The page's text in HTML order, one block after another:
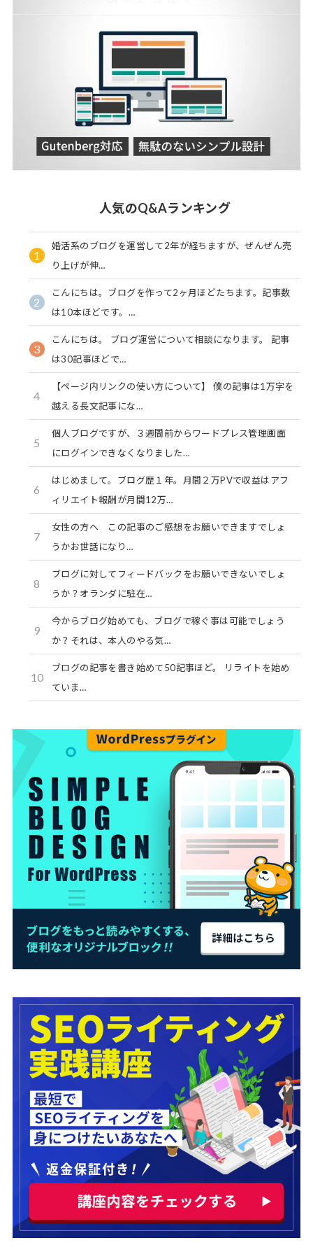
人気のQ&Aランキング
1
婚活系のブログを運営して2年が経ちますが、ぜんぜん売
り上げが伸…
2
こんにちは。ブログを作って2ヶ月ほどたちます。記事数
は10本ほどです。…
3
こんにちは。 ブログ運営について相談になります。 記事
は30記事ほどで…
4
【ページ内リンクの使い方について】 僕の記事は1万字を
越える長文記事にな…
5
個人ブログですが、３週間前からワードプレス管理画面
にログインできなくなりました…
6
はじめまして。ブログ歴１年。月間２万PVで収益はアフ
ィリエイト報酬が月間12万…
7
女性の方へ この記事のご感想をお願いできますでしょ
うかお世話になり…
8
ブログに対してフィードバックをお願いできないでしょ
うか？オランダに駐在…
9
今からブログ始めても、ブログで稼ぐ事は可能でしょう
か？それは、本人のやる気…
10
ブログの記事を書き始めて50記事ほど。 リライトを始め
ていま…